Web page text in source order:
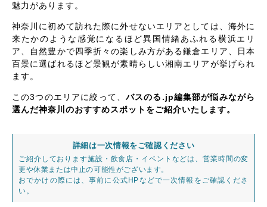
魅力があります。
神奈川に初めて訪れた際に外せないエリアとしては、海外に
来たかのような感覚になるほど異国情緒あふれる横浜エリ
ア、自然豊かで四季折々の楽しみ方がある鎌倉エリア、日本
百景に選ばれるほど景観が素晴らしい湘南エリアが挙げられ
ます。
この3つのエリアに絞って、 バスのる.jp編集部が悩みながら
選んだ神奈川のおすすめスポットをご紹介いたします。
詳細は一次情報をご確認ください
ご紹介しております施設・飲食店・イベントなどは、営業時間の変
更や休業または中止の可能性がございます。
おでかけの際には、事前に公式HPなどで一次情報をご確認くださ
い。